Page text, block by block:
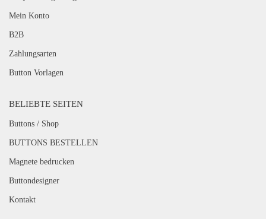
Mein Konto
B2B
Zahlungsarten
Button Vorlagen
BELIEBTE SEITEN
Buttons / Shop
BUTTONS BESTELLEN
Magnete bedrucken
Buttondesigner
Kontakt